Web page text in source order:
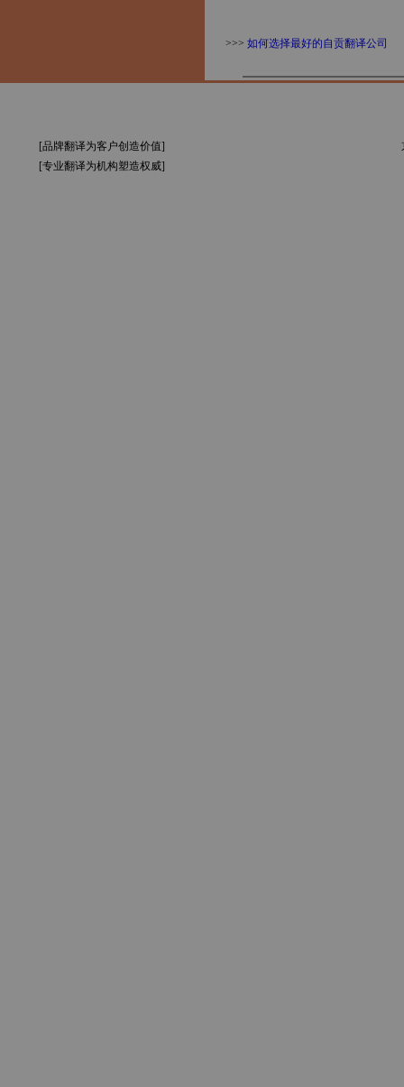
>>> 如何选择最好的自贡翻译公司
[品牌翻译为客户创造价值]
[专业翻译为机构塑造权威]